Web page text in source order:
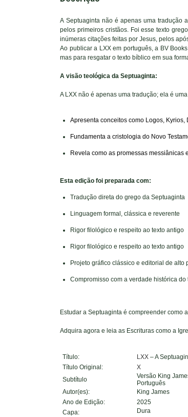
A Septuaginta não é apenas uma tradução
pelos primeiros cristãos. Foi esse texto
inúmeras citações feitas por Jesus, pelos
Ao publicar a LXX em português, a BV
mas para resgatar o texto bíblico em sua
A visão teológica da Septuaginta:
A LXX não é apenas uma tradução; ela é
Apresenta conceitos como Logos, Kyrios,
Fundamenta a cristologia do Novo
Revela como as promessas messiânicas
Esta edição foi preparada com:
Tradução direta do grego da Septuaginta
Linguagem formal, clássica e reverente
Rigor filológico e respeito ao texto antigo
Rigor filológico e respeito ao texto antigo
Projeto gráfico clássico e editorial de alto
Compromisso com a verdade histórica do
Estudar a Septuaginta é compreender como
Adquira agora e leia as Escrituras como a
Título: LXX– A
Título Original:
X
Subtítulo
Versão King
Português
Autor(es):
King James
Ano de Edição:
2025
Capa:
Dura